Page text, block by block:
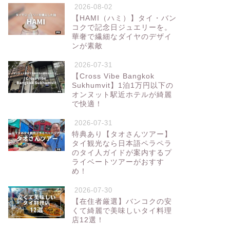
2026-08-02
【HAMI（ハミ）】タイ・バン
コクで記念日ジュエリーを。
華奢で繊細なダイヤのデザイ
ンが素敵
2026-07-31
【Cross Vibe Bangkok
Sukhumvit】1泊1万円以下の
オンヌット駅近ホテルが綺麗
で快適！
2026-07-31
特典あり【タオさんツアー】
タイ観光なら日本語ペラペラ
のタイ人ガイドが案内するプ
ライベートツアーがおすす
め！
2026-07-30
【在住者厳選】バンコクの安
くて綺麗で美味しいタイ料理
店12選！